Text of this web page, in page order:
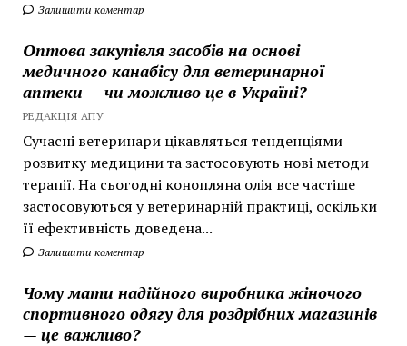
Залишити коментар
Оптова закупівля засобів на основі
медичного канабісу для ветеринарної
аптеки — чи можливо це в Україні?
РЕДАКЦІЯ АПУ
Сучасні ветеринари цікавляться тенденціями
розвитку медицини та застосовують нові методи
терапії. На сьогодні конопляна олія все частіше
застосовуються у ветеринарній практиці, оскільки
її ефективність доведена...
Залишити коментар
Чому мати надійного виробника жіночого
спортивного одягу для роздрібних магазинів
— це важливо?